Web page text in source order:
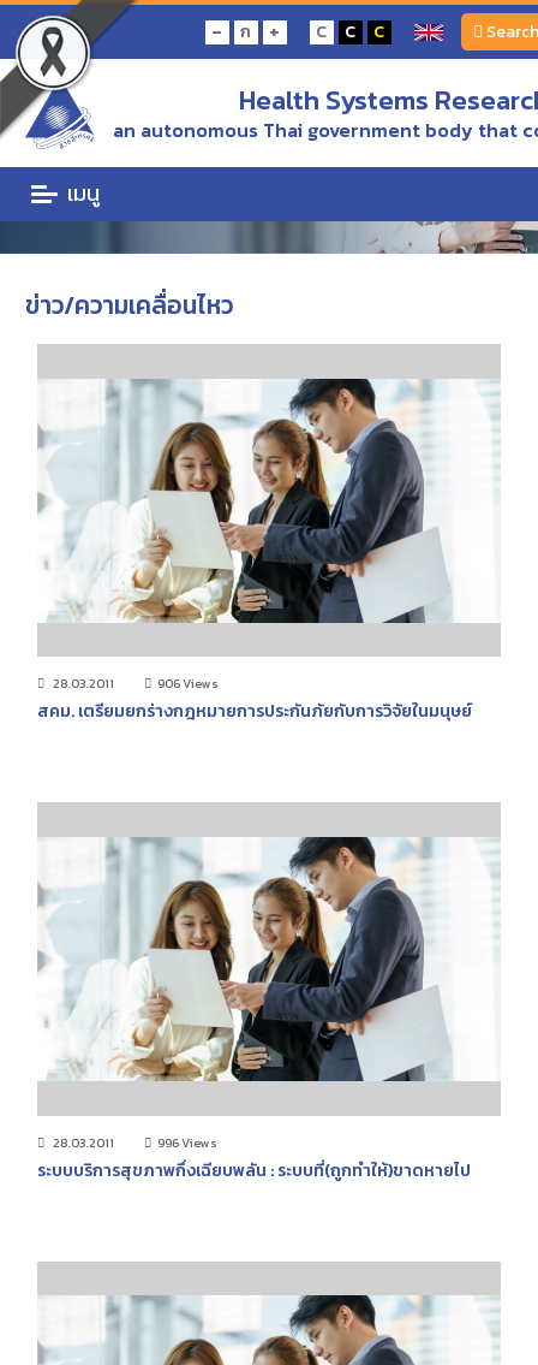
- ก + C C C Search
Health Systems
an autonomous Thai government body that
เมนู
Home ข่าว/ความเคลื่อนไหว
ข่าว/ความเคลื่อนไหว
ข่าวความเคลื่อนไหว. ข่าวและประกาศ ข่าวเพื่อสื่อมวลชน สื่อประชาสัมพันธ์
ข่าว/ความเคลื่อนไหว
28.03.2011 906 Views
สคม. เตรียมยกร่างกฎหมายการประกันภัยกับการวิจัยในมนุษย์
28.03.2011 996 Views
ระบบบริการสุขภาพกึ่งเฉียบพลัน : ระบบที่(ถูกทำให้)ขาดหายไป